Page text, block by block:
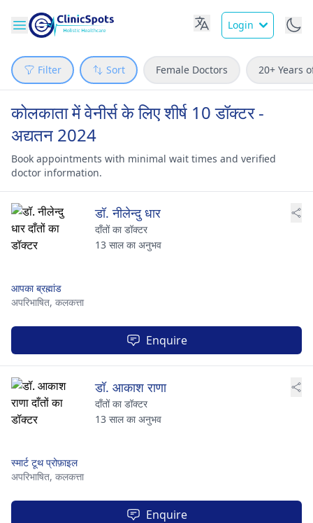
Login
Filter Sort Female Doctors 20+ Years
कोलकाता में वेनीर्स के लिए शीर्ष 10 डॉक्टर -
अद्यतन 2024
Book appointments with minimal wait times and verified
doctor information.
डॉ. नीलेन्दु धार
दाँतों का डॉक्टर
13 साल का अनुभव
आपका ब्रह्मांड
अपरिभाषित, कलकत्ता
Enquire
डॉ. आकाश राणा
दाँतों का डॉक्टर
13 साल का अनुभव
स्मार्ट टूथ प्रोफ़ाइल
अपरिभाषित, कलकत्ता
Enquire